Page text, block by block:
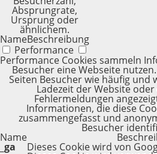
Absprungrate,
Ursprung oder
ähnlichem.
NameBeschreibung
Performance
Performance Cookies sammeln
Besucher eine Webseite
Seiten Besucher wie häufig und
Ladezeit der Website
Fehlermeldungen
Informationen, die diese
zusammengefasst und
Besucher
Name
_ga Dieses Cookie wird von